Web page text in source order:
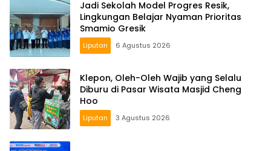
Jadi Sekolah Model Progres Resik,
Lingkungan Belajar Nyaman Prioritas
Smamio Gresik
Liputan 6 Agustus 2026
Klepon, Oleh-Oleh Wajib yang Selalu
Diburu di Pasar Wisata Masjid Cheng
Hoo
Liputan 3 Agustus 2026